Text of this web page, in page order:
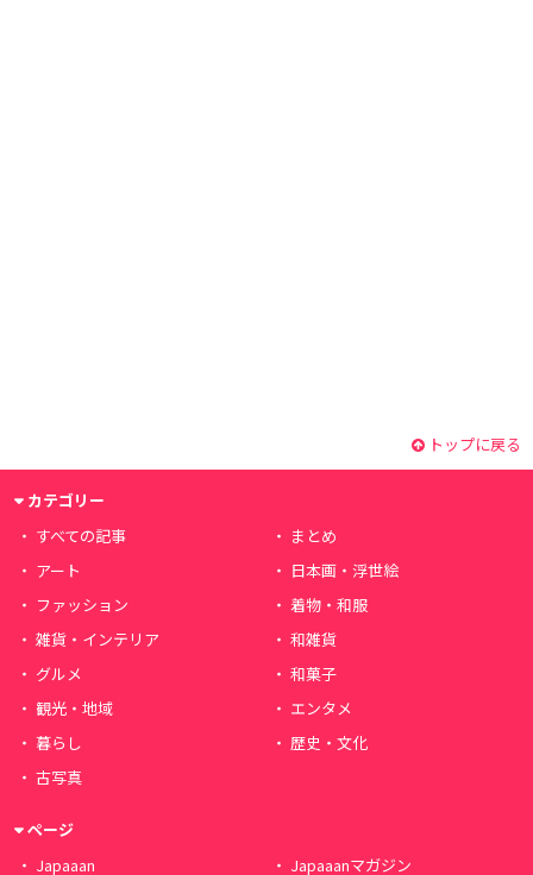
トップに戻る
カテゴリー
すべての記事
まとめ
アート
日本画・浮世絵
ファッション
着物・和服
雑貨・インテリア
和雑貨
グルメ
和菓子
観光・地域
エンタメ
暮らし
歴史・文化
古写真
ページ
Japaaan
Japaaanマガジン